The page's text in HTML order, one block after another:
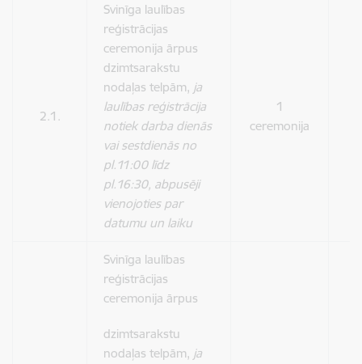
2.1.
Svinīga laulības
reģistrācijas
ceremonija ārpus
dzimtsarakstu
nodaļas telpām, ja
laulības reģistrācija
notiek darba dienās
vai sestdienās no
pl.11:00 līdz
pl.16:30, abpusēji
vienojoties par
datumu un laiku
1
ceremonija
Svinīga laulības
reģistrācijas
ceremonija ārpus
dzimtsarakstu
nodaļas telpām, ja